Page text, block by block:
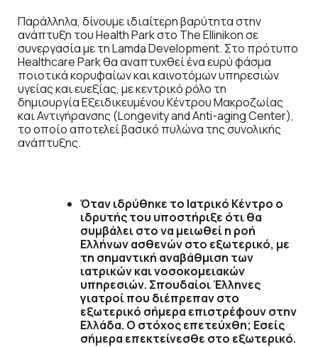
Παράλληλα, δίνουμε ιδιαίτερη βαρύτητα στην
ανάπτυξη του Health Park στο The Ellinikon σε
συνεργασία με τη Lamda Development. Στο πρότυπο
Healthcare Park θα αναπτυχθεί ένα ευρύ φάσμα
ποιοτικά κορυφαίων και καινοτόμων υπηρεσιών
υγείας και ευεξίας, με κεντρικό ρόλο τη
δημιουργία Εξειδικευμένου Κέντρου Μακροζωίας
και Αντιγήρανσης (Longevity and Anti-aging Center),
το οποίο αποτελεί βασικό πυλώνα της συνολικής
ανάπτυξης.
Όταν ιδρύθηκε το Ιατρικό Κέντρο ο
ιδρυτής του υποστήριξε ότι θα
συμβάλει στο να μειωθεί η ροή
Ελλήνων ασθενών στο εξωτερικό, με
τη σημαντική αναβάθμιση των
ιατρικών και νοσοκομειακών
υπηρεσιών. Σπουδαίοι Έλληνες
γιατροί που διέπρεπαν στο
εξωτερικό σήμερα επιστρέφουν στην
Ελλάδα. Ο στόχος επετεύχθη; Εσείς
σήμερα επεκτείνεσθε στο εξωτερικό.